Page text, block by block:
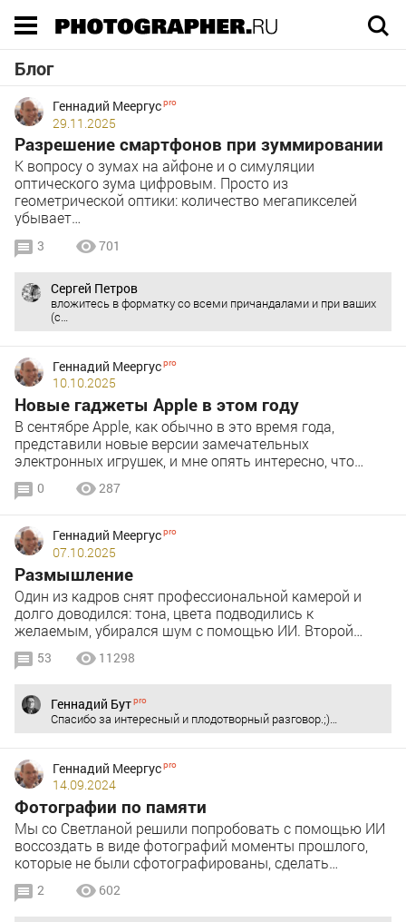
Блог
Геннадий Меергус
29.11.2025
Разрешение смартфонов при зуммировании
К вопросу о зумах на айфоне и о симуляции
оптического зума цифровым. Просто из
геометрической оптики: количество мегапикселей
убывает…
3 701
Сергей Петров
вложитесь в форматку со всеми причандалами и при ваших
(с…
Геннадий Меергус
10.10.2025
Новые гаджеты Apple в этом году
В сентябре Apple, как обычно в это время года,
представили новые версии замечательных
электронных игрушек, и мне опять интересно, что…
0 287
Геннадий Меергус
07.10.2025
Размышление
Один из кадров снят профессиональной камерой и
долго доводился: тона, цвета подводились к
желаемым, убирался шум с помощью ИИ. Второй…
53 11298
Геннадий Бут
Спасибо за интересный и плодотворный разговор.;)…
Геннадий Меергус
14.09.2024
Фотографии по памяти
Мы со Светланой решили попробовать с помощью ИИ
воссоздать в виде фотографий моменты прошлого,
которые не были сфотографированы, сделать…
2 602